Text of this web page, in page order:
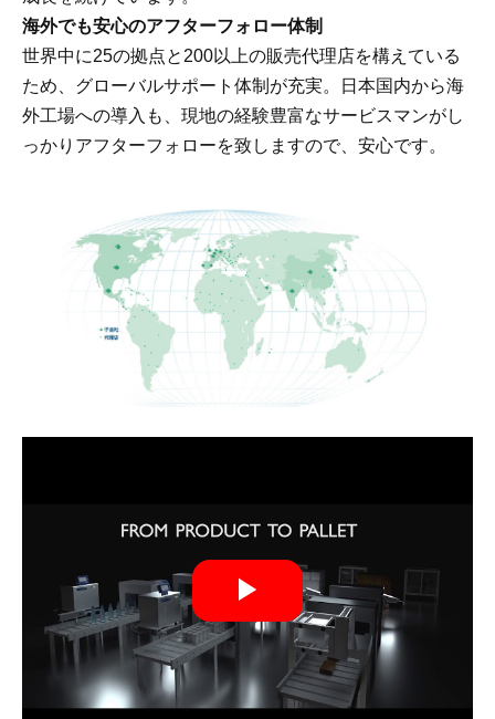
海外でも安心のアフターフォロー体制
世界中に25の拠点と200以上の販売代理店を構えている
ため、グローバルサポート体制が充実。日本国内から海
外工場への導入も、現地の経験豊富なサービスマンがし
っかりアフターフォローを致しますので、安心です。